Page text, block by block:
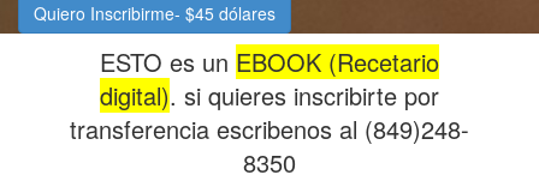
Quiero Inscribirme- $45 dólares
ESTO es un EBOOK (Recetario
digital). si quieres inscribirte por
transferencia escribenos al (849)248-
8350